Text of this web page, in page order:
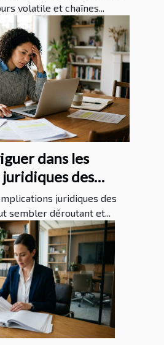
volatile et chaînes...
dans les
des
?
juridiques des
sembler déroutant et...